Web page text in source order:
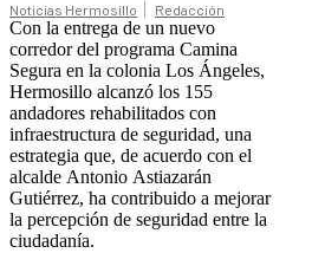
Noticias Hermosillo Redacción
Con la entrega de un nuevo
corredor del programa Camina
Segura en la colonia Los Ángeles,
Hermosillo alcanzó los 155
andadores rehabilitados con
infraestructura de seguridad, una
estrategia que, de acuerdo con el
alcalde Antonio Astiazarán
Gutiérrez, ha contribuido a mejorar
la percepción de seguridad entre la
ciudadanía.